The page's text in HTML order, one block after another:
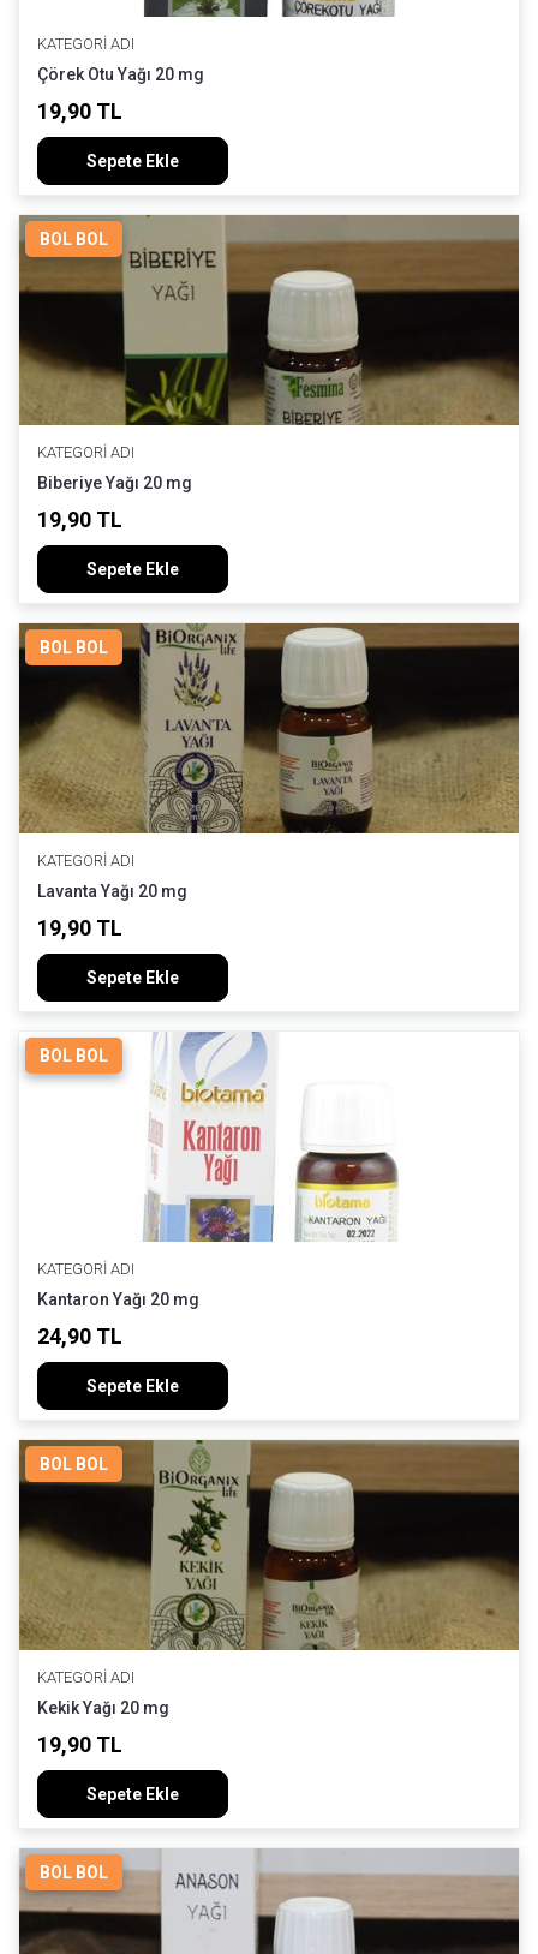
KATEGORI ADI
Çörek Otu Yağı 20 mg
19,90 TL
Sepete Ekle
BOL BOL
KATEGORI ADI
Biberiye Yağı 20 mg
19,90 TL
Sepete Ekle
BOL BOL
KATEGORI ADI
Lavanta Yağı 20 mg
19,90 TL
Sepete Ekle
BOL BOL
KATEGORI ADI
Kantaron Yağı 20 mg
24,90 TL
Sepete Ekle
BOL BOL
KATEGORI ADI
Kekik Yağı 20 mg
19,90 TL
Sepete Ekle
BOL BOL